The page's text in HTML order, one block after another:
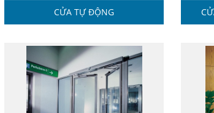
CỬA TỰ ĐỘNG